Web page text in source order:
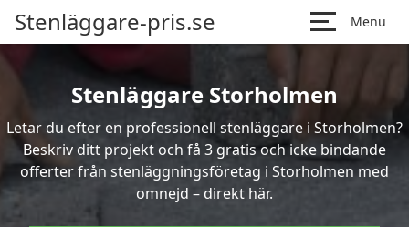
Stenläggare-pris.se Menu
Stenläggare Storholmen
Letar du efter en professionell stenläggare i Storholmen?
Beskriv ditt projekt och få 3 gratis och icke bindande
offerter från stenläggningsföretag i Storholmen med
omnejd – direkt här.